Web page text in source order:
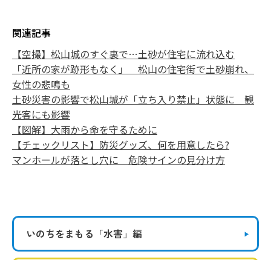
関連記事
【空撮】松山城のすぐ裏で…土砂が住宅に流れ込む
「近所の家が跡形もなく」 松山の住宅街で土砂崩れ、
女性の悲鳴も
土砂災害の影響で松山城が「立ち入り禁止」状態に 観
光客にも影響
【図解】大雨から命を守るために
【チェックリスト】防災グッズ、何を用意したら?
マンホールが落とし穴に 危険サインの見分け方
いのちをまもる 「水害」編